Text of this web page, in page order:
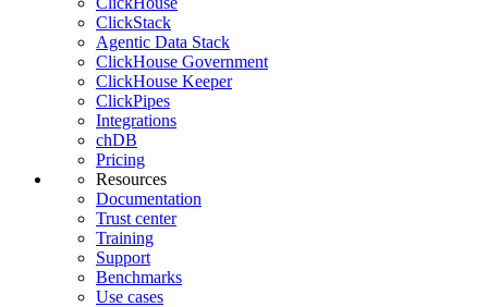
ClickStack
Agentic Data Stack
ClickHouse Government
ClickHouse Keeper
ClickPipes
Integrations
chDB
Pricing
Resources
Documentation
Trust center
Training
Support
Benchmarks
Use cases